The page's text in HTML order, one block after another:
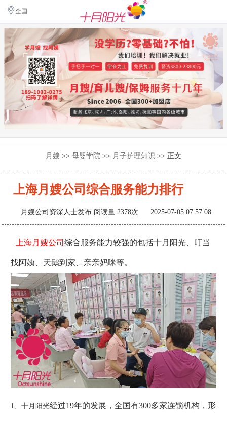
全国
月嫂 >> 母婴学院 >> 月子护理知识 >> 正文
上海月嫂公司综合服务能力排行
月嫂公司资深人士发布 阅读量 2378次 2025-07-05 07:57:08
上海月嫂公司综合服务能力较强的包括十月阳光、叮当
找阿姨、天鹅到家、亲亲妈咪等。
1、十月阳光经过19年的发展，全国有300多家连锁机构，形